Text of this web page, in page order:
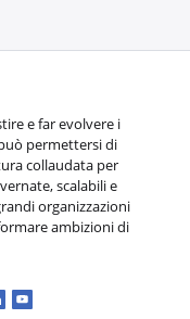
e far evolvere i
permettersi di
collaudata per
scalabili e
organizzazioni
ambizioni di
Youtube